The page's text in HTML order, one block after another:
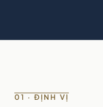
01 · ĐỊNH VỊ